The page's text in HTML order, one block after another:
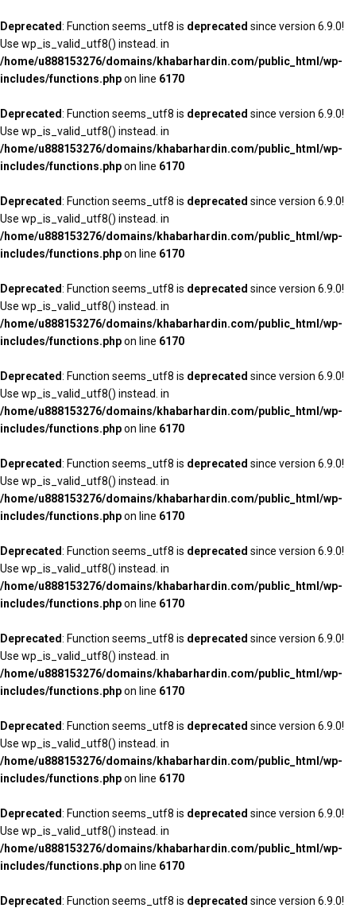
Deprecated: Function seems_utf8 is deprecated since version 6.9.0!
Use wp_is_valid_utf8() instead. in
/home/u888153276/domains/khabarhardin.com/public_html/wp-
includes/functions.phpon line 6170
Deprecated: Function seems_utf8 is deprecated since version 6.9.0!
Use wp_is_valid_utf8() instead. in
/home/u888153276/domains/khabarhardin.com/public_html/wp-
includes/functions.phpon line 6170
Deprecated: Function seems_utf8 is deprecated since version 6.9.0!
Use wp_is_valid_utf8() instead. in
/home/u888153276/domains/khabarhardin.com/public_html/wp-
includes/functions.phpon line 6170
Deprecated: Function seems_utf8 is deprecated since version 6.9.0!
Use wp_is_valid_utf8() instead. in
/home/u888153276/domains/khabarhardin.com/public_html/wp-
includes/functions.phpon line 6170
Deprecated: Function seems_utf8 is deprecated since version 6.9.0!
Use wp_is_valid_utf8() instead. in
/home/u888153276/domains/khabarhardin.com/public_html/wp-
includes/functions.phpon line 6170
Deprecated: Function seems_utf8 is deprecated since version 6.9.0!
Use wp_is_valid_utf8() instead. in
/home/u888153276/domains/khabarhardin.com/public_html/wp-
includes/functions.phpon line 6170
Deprecated: Function seems_utf8 is deprecated since version 6.9.0!
Use wp_is_valid_utf8() instead. in
/home/u888153276/domains/khabarhardin.com/public_html/wp-
includes/functions.phpon line 6170
Deprecated: Function seems_utf8 is deprecated since version 6.9.0!
Use wp_is_valid_utf8() instead. in
/home/u888153276/domains/khabarhardin.com/public_html/wp-
includes/functions.phpon line 6170
Deprecated: Function seems_utf8 is deprecated since version 6.9.0!
Use wp_is_valid_utf8() instead. in
/home/u888153276/domains/khabarhardin.com/public_html/wp-
includes/functions.phpon line 6170
Deprecated: Function seems_utf8 is deprecated since version 6.9.0!
Use wp_is_valid_utf8() instead. in
/home/u888153276/domains/khabarhardin.com/public_html/wp-
includes/functions.phpon line 6170
Deprecated: Function seems_utf8 is deprecated since version 6.9.0!